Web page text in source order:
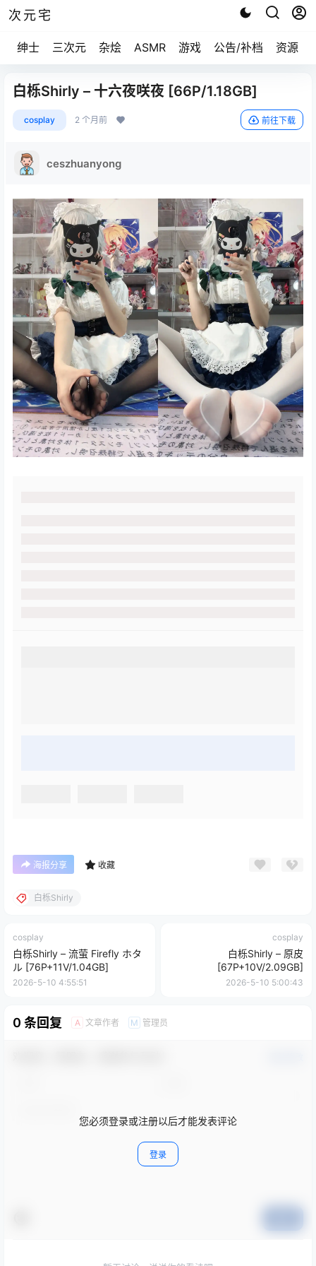
次元宅
绅士 三次元 杂烩 ASMR 游戏 公告/补档 资源求
白栎Shirly – 十六夜咲夜 [66P/1.18GB]
cosplay 2 个月前 前往下载
ceszhuanyong
海报分享 收藏
白栎Shirly
cosplay
白栎Shirly – 流萤 Firefly ホタ
ル [76P+11V/1.04GB]
2026-5-10 4:55:51
cosplay
白栎Shirly – 原皮
[67P+10V/2.09GB]
2026-5-10 5:00:43
0 条回复 A 文章作者 M 管理员
您必须登录或注册以后才能发表评论
登录